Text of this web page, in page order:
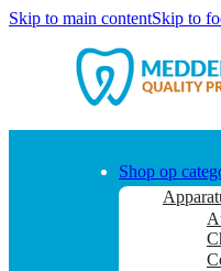
Skip to main contentSkip to
Shop op